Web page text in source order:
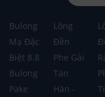
Bulong
Mạ Đặc
Biệt 8.8
Bulong
Pake
Lông
Đền
Phe Gài
Tán
Hàn -